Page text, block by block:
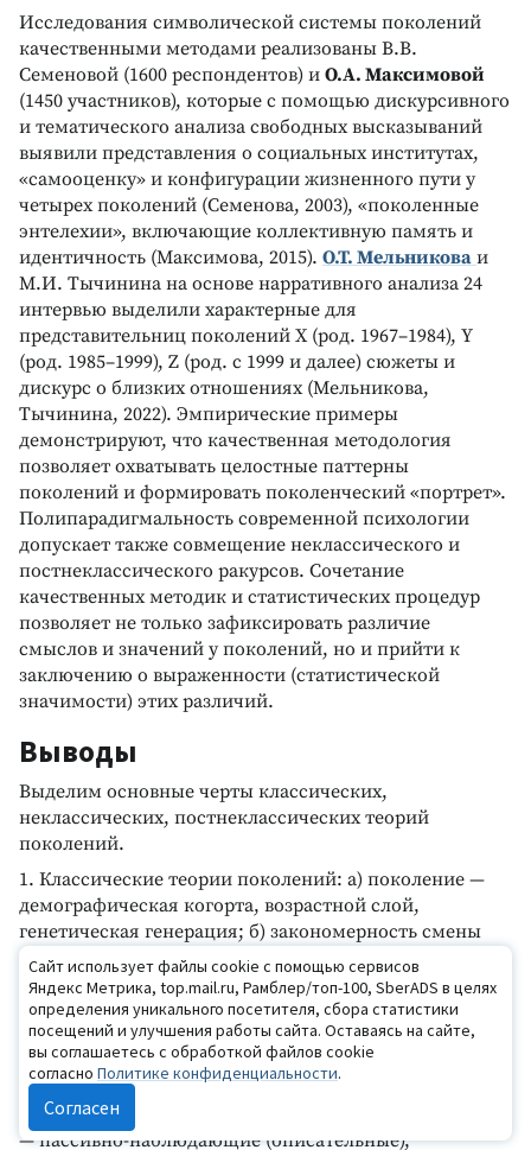
Исследования символической системы поколений
качественными методами реализованы В.В.
Семеновой (1600 респондентов) и О.А. Максимовой
(1450 участников), которые с помощью дискурсивного
и тематического анализа свободных высказываний
выявили представления о социальных институтах,
«самооценку» и конфигурации жизненного пути у
четырех поколений (Семенова, 2003), «поколенные
энтелехии», включающие коллективную память и
идентичность (Максимова, 2015). О.Т. Мельникова и
М.И. Тычинина на основе нарративного анализа 24
интервью выделили характерные для
представительниц поколений Х (род. 1967–1984), Y
(род. 1985–1999), Z (род. с 1999 и далее) сюжеты и
дискурс о близких отношениях (Мельникова,
Тычинина, 2022). Эмпирические примеры
демонстрируют, что качественная методология
позволяет охватывать целостные паттерны
поколений и формировать поколенческий «портрет».
Полипарадигмальность современной психологии
допускает также совмещение неклассического и
постнеклассического ракурсов. Сочетание
качественных методик и статистических процедур
позволяет не только зафиксировать различие
смыслов и значений у поколений, но и прийти к
заключению о выраженности (статистической
значимости) этих различий.
Выводы
Выделим основные черты классических,
неклассических, постнеклассических теорий
поколений.
1. Классические теории поколений: а) поколение —
демографическая когорта, возрастной слой,
генетическая генерация; б) закономерность смены
поколений — линейная; в) предмет исследования —
возрастные особенности, функциональные роли,
наследованные психологические характеристики (для
социально-психологического исследования имеются
риски побочных переменных и смещения предмета
исследования в область возрастной психологии,
психогенетики, демографии); г) методы исследования
— пассивно-наблюдающие (описательные),
Сайт использует файлы cookie с помощью сервисов
Яндекс Метрика, top.mail.ru, Рамблер/топ-100, SberADS в целях
определения уникального посетителя, сбора статистики
посещений и улучшения работы сайта. Оставаясь на сайте,
вы соглашаетесь с обработкой файлов cookie
согласно Политике конфиденциальности.
Согласен